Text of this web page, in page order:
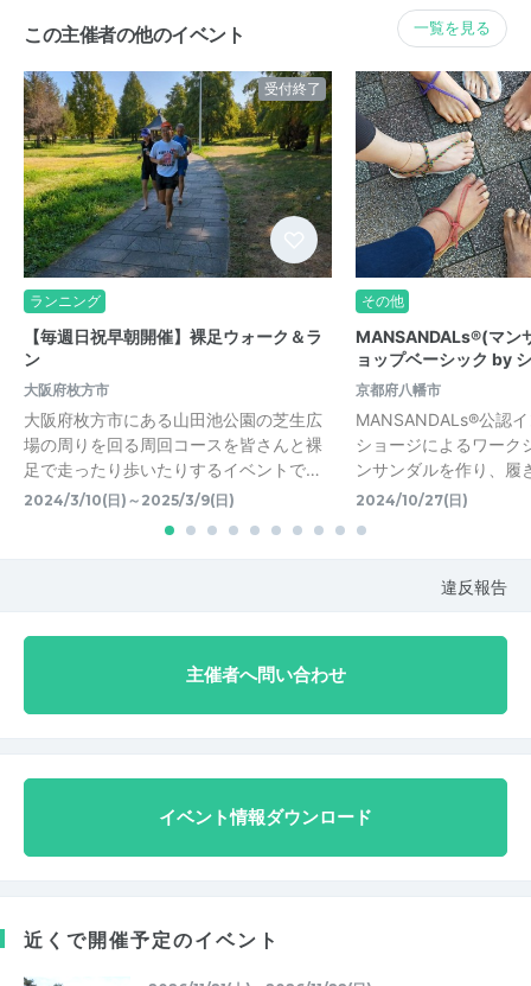
この主催者の他のイベント 一覧を見る
受付終了
ランニング
【毎週日祝早朝開催】裸足ウォーク＆ラ
ン
大阪府枚方市
大阪府枚方市にある山田池公園の芝生広
場の周りを回る周回コースを皆さんと裸
足で走ったり歩いたりするイベントで…
2024/3/10(日)～2025/3/9(日)
その他
MANSANDALs®(マン
ョップベーシック by
京都府八幡市
MANSANDALs®️公認
ショージによるワーク
ンサンダルを作り、
2024/10/27(日)
違反報告
主催者へ問い合わせ
イベント情報ダウンロード
近くで開催予定のイベント